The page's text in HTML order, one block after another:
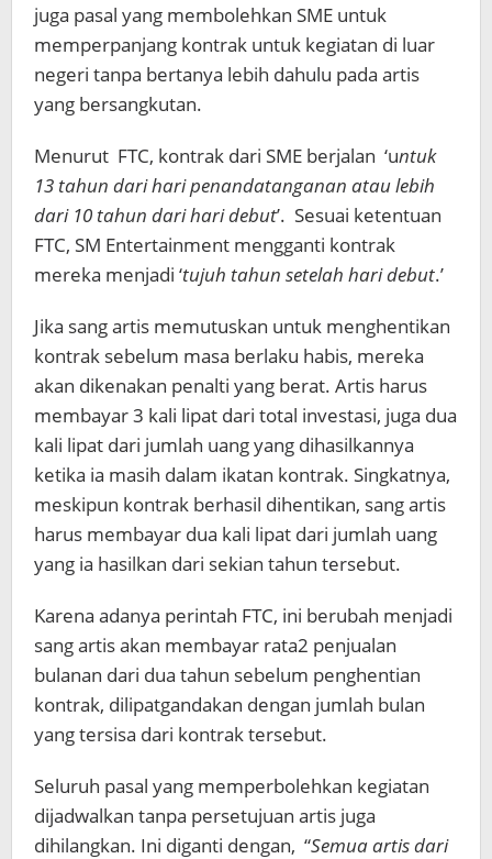
juga pasal yang membolehkan SME untuk
memperpanjang kontrak untuk kegiatan di luar
negeri tanpa bertanya lebih dahulu pada artis
yang bersangkutan.
Menurut FTC, kontrak dari SME berjalan ‘untuk
13 tahun dari hari penandatanganan atau lebih
dari 10 tahun dari hari debut’. Sesuai ketentuan
FTC, SM Entertainment mengganti kontrak
mereka menjadi ‘tujuh tahun setelah hari debut.’
Jika sang artis memutuskan untuk menghentikan
kontrak sebelum masa berlaku habis, mereka
akan dikenakan penalti yang berat. Artis harus
membayar 3 kali lipat dari total investasi, juga dua
kali lipat dari jumlah uang yang dihasilkannya
ketika ia masih dalam ikatan kontrak. Singkatnya,
meskipun kontrak berhasil dihentikan, sang artis
harus membayar dua kali lipat dari jumlah uang
yang ia hasilkan dari sekian tahun tersebut.
Karena adanya perintah FTC, ini berubah menjadi
sang artis akan membayar rata2 penjualan
bulanan dari dua tahun sebelum penghentian
kontrak, dilipatgandakan dengan jumlah bulan
yang tersisa dari kontrak tersebut.
Seluruh pasal yang memperbolehkan kegiatan
dijadwalkan tanpa persetujuan artis juga
dihilangkan. Ini diganti dengan, “Semua artis dari